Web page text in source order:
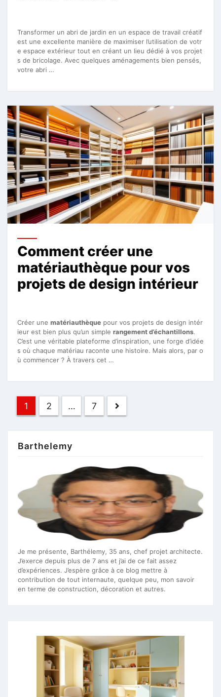
Transformer un abri de jardin en un espace de travail créatif
est une excellente manière de maximiser l’utilisation de votr
e espace extérieur tout en créant un lieu dédié à vos projet
s de bricolage. Avec quelques aménagements bien pensés,
votre abri …
Comment créer une
matériauthèque pour vos
projets de design intérieur
Créer une matériauthèque pour vos projets de design intér
ieur est bien plus qu’un simple rangement d’échantillons.
C’est une véritable plateforme d’inspiration, une forge d’idée
s où chaque matériau raconte une histoire. Mais alors, par o
ù commencer ? À travers cet …
Pagination
des
1 2 … 7
Barthelemy
Je me présente, Barthélemy, 35 ans, chef projet architecte.
J’exerce depuis plus de 7 ans et j’ai de ce fait assez
d’expériences. J’espère grâce à ce blog mettre à
contribution de tout internaute, quelque peu, mon savoir
en terme de construction, décoration et autres.